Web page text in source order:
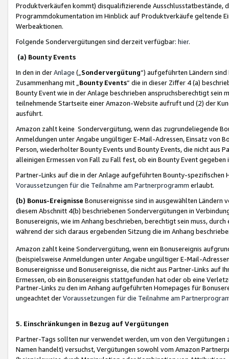
Produktverkäufen kommt) disqualifizierende Ausschlusstatbestände,
Programmdokumentation im Hinblick auf Produktverkäufe geltende
Werbeaktionen.
Folgende Sondervergütungen sind derzeit verfügbar: hier.
(a) Bounty Events
In den in derAnlage („ Sondervergütung“) aufgeführten Ländern
Zusammenhang mit „ Bounty Events“ die in dieser Ziffer 4 (a)
Bounty Event wie in der Anlage beschrieben anspruchsberechtigt sein
teilnehmende Startseite einer Amazon-Website aufruft und (2) der
ausführt.
Amazon zahlt keine Sondervergütung, wenn das zugrundeliegende
Anmeldungen unter Angabe ungültiger E-Mail-Adressen, Einsatz von
Person, wiederholter Bounty Events und Bounty Events, die nicht
alleinigen Ermessen von Fall zu Fall fest, ob ein Bounty Event
Partner-Links auf die in der Anlage aufgeführten Bounty-spezifischen
Voraussetzungen für die Teilnahme am Partnerprogramm erlaubt.
(b) Bonus-Ereignisse Bonusereignisse sind in ausgewählten Ländern
diesem Abschnitt 4(b) beschriebenen Sondervergütungen in
Bonusereignis, wie im Anhang beschrieben, berechtigt sein muss,
während der sich daraus ergebenden Sitzung die im Anhang
Amazon zahlt keine Sondervergütung, wenn ein Bonusereignis
(beispielsweise Anmeldungen unter Angabe ungültiger E-Mail-
Bonusereignisse und Bonusereignisse, die nicht aus Partner-Links auf
Ermessen, ob ein Bonusereignis stattgefunden hat oder ob eine
Partner-Links zu den im Anhang aufgeführten Homepages für
ungeachtet derVoraussetzungen für die Teilnahme am
5. Einschränkungen in Bezug auf Vergütungen
Partner-Tags sollten nur verwendet werden, um von den
Namen handelt) versuchst, Vergütungen sowohl vom Amazon